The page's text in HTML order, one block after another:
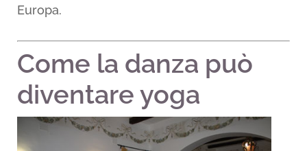
Europa.
Come la danza può
diventare yoga